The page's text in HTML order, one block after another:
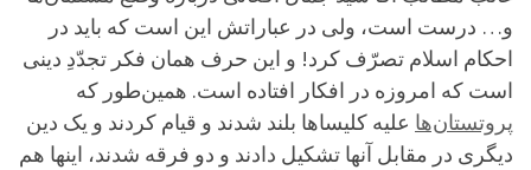
و… درست است، ولی در عباراتش این است که باید در
احکام اسلام تصرّف کرد! و این حرف همان فکر تجدّدِ دینی
است که امروزه در افکار افتاده است. همین‌طور که
پروتستان‌ها علیه کلیساها بلند شدند و قیام کردند و یک دین
دیگری در مقابل آنها تشکیل دادند و دو فرقه شدند، اینها هم